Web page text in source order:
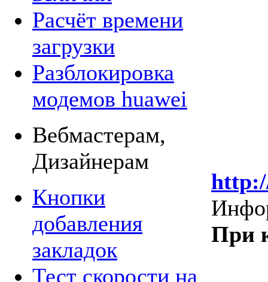
Расчёт времени
загрузки
Разблокировка
модемов huawei
Вебмастерам,
Дизайнерам
Кнопки
добавления
закладок
Тест скорости на
При